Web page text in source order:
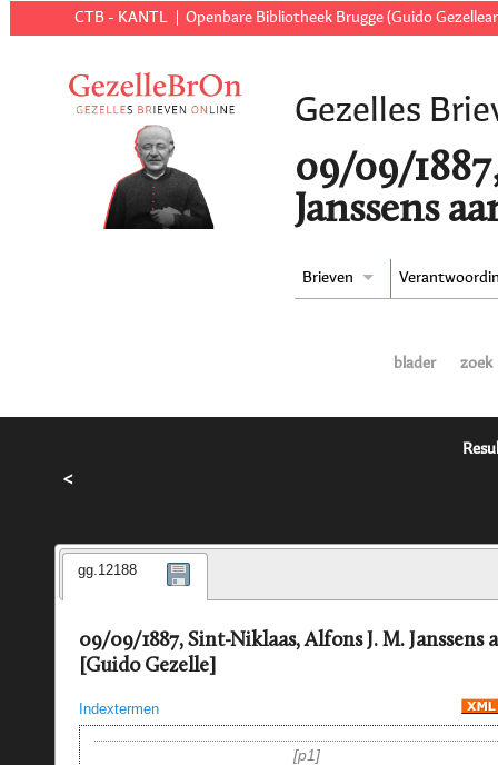
CTB - KANTL Openbare Bibliotheek Brugge (Guido
Gezelles
09/09/
Janssens
Brieven
blader zoek
<
gg.12188
09/09/1887, Sint-Niklaas, Alfons J. M. Janssens
[Guido Gezelle]
Indextermen
p1